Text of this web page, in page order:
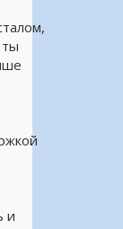
и